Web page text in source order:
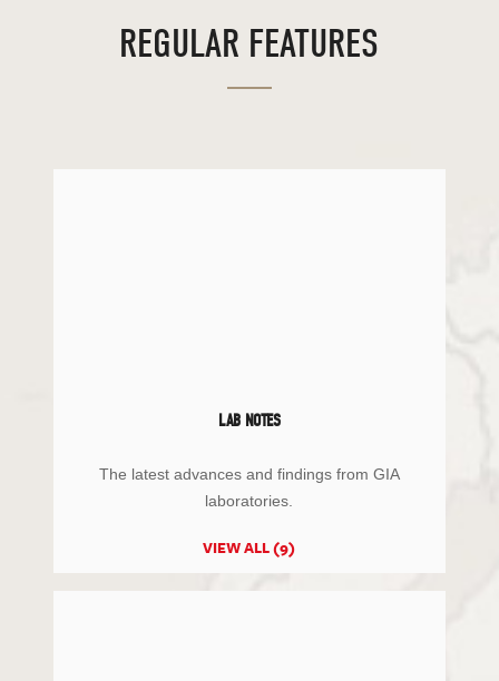
REGULAR FEATURES
LAB NOTES
The latest advances and findings from GIA
laboratories.
VIEW ALL (9)